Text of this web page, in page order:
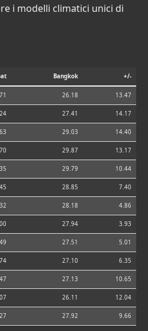
i modelli climatici unici di
Bangkok +/-
26.18 13.47
27.41 14.17
29.03 14.40
29.87 13.17
29.79 10.44
28.85 7.40
28.18 4.86
27.94 3.93
27.51 5.01
27.10 6.35
27.13 10.65
26.11 12.04
27.92 9.66